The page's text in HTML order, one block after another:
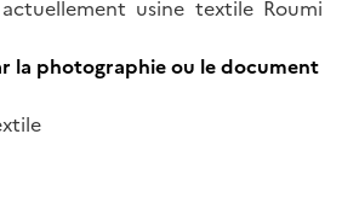
usine textile Roumi
la photographie ou le document